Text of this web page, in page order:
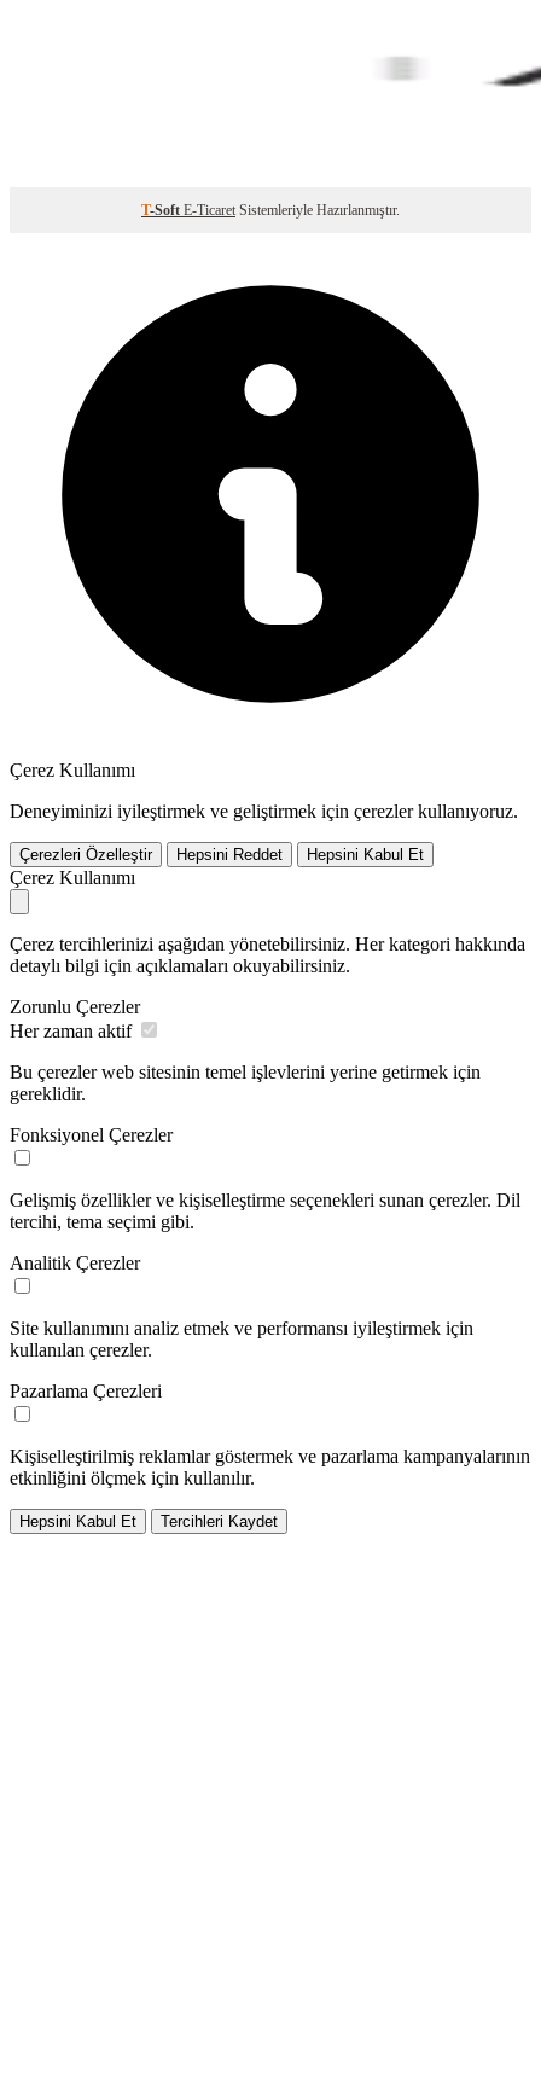
T-Soft E-Ticaret Sistemleriyle Hazırlanmıştır.
Çerez Kullanımı
Deneyiminizi iyileştirmek ve geliştirmek için çerezler kullanıyoruz.
Çerezleri Özelleştir Hepsini Reddet Hepsini Kabul Et
Çerez Kullanımı
Çerez tercihlerinizi aşağıdan yönetebilirsiniz. Her kategori hakkında
detaylı bilgi için açıklamaları okuyabilirsiniz.
Zorunlu Çerezler
Her zaman aktif
Bu çerezler web sitesinin temel işlevlerini yerine getirmek için
gereklidir.
Fonksiyonel Çerezler
Gelişmiş özellikler ve kişiselleştirme seçenekleri sunan çerezler. Dil
tercihi, tema seçimi gibi.
Analitik Çerezler
Site kullanımını analiz etmek ve performansı iyileştirmek için
kullanılan çerezler.
Pazarlama Çerezleri
Kişiselleştirilmiş reklamlar göstermek ve pazarlama kampanyalarının
etkinliğini ölçmek için kullanılır.
Hepsini Kabul Et Tercihleri Kaydet